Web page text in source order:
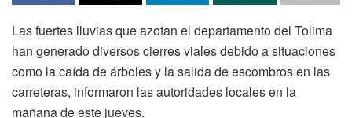
Las fuertes lluvias que azotan el departamento del Tolima
han generado diversos cierres viales debido a situaciones
como la caída de árboles y la salida de escombros en las
carreteras, informaron las autoridades locales en la
mañana de este jueves.